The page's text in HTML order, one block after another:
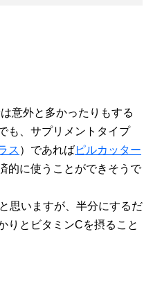
意外と多かったりもする
も、サプリメントタイプ
ス ）であればピルカッター
的に使うことができそうで
思いますが、半分にするだ
りとビタミンCを摂ること